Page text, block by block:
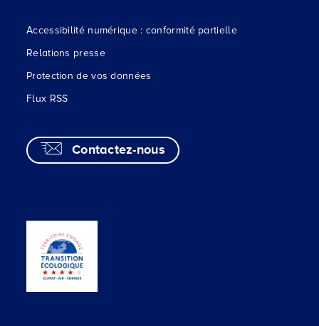
Accessibilité numérique : conformité partielle
Relations presse
Protection de vos données
Flux RSS
Contactez-nous